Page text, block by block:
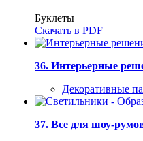
Буклеты
Скачать в PDF
36. Интерьерные
Декоративные
37. Все для шоу-